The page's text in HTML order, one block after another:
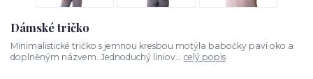
Dámské tričko
Minimalistické tričko s jemnou kresbou motýla babočky paví oko a
doplněným názvem. Jednoduchý liniov... celý popis